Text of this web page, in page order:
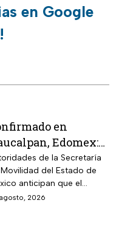
en Google
en
Edomex:
3 del
llega al
de avance y
cuándo
de la Secretaría
del Estado de
anticipan que el
teleférico reducirá
2026